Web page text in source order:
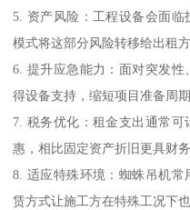
5. 资产风险：工程设备会面
模式将这部分风险转移给出租
6. 提升应急能力：面对突发
得设备支持，缩短项目准备周
7. 税务优化：租金支出通常
惠，相比固定资产折旧更具财务
8. 适应特殊环境：蜘蛛吊机
赁方式让施工方在特殊工况下